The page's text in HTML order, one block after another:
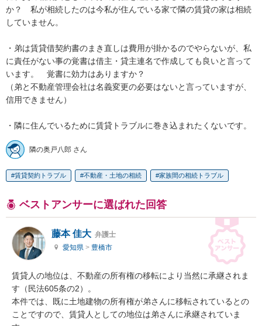
か？　私が相続したのは今私が住んでいる家で隣の賃貸の家は相続
していません。
・弟は賃貸借契約書のまき直しは費用が掛かるのでやらないが、私
に責任がない事の覚書は借主・貸主連名で作成しても良いと言って
います。　覚書に効力はありますか？
（弟と不動産管理会社は名義変更の必要はないと言っていますが、
信用できません）
・隣に住んでいるために賃貸トラブルに巻き込まれたくないです。
隣の奥戸八郎 さん
賃貸契約トラブル 不動産・土地の相続 家族間の相続トラブル
ベストアンサーに選ばれた回答
藤本 佳大 弁護士
愛知県 > 豊橋市
賃貸人の地位は、不動産の所有権の移転により当然に承継されま
す（民法605条の2）。
本件では、既に土地建物の所有権が弟さんに移転されているとの
ことですので、賃貸人としての地位は弟さんに承継されていま